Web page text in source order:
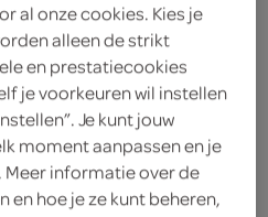
kies je winkel
al onze cookies. Kies je
alleen de strikt
en prestatiecookies
je voorkeuren wil instellen
Je kunt jouw
moment aanpassen en je
informatie over de
en hoe je ze kunt beheren,